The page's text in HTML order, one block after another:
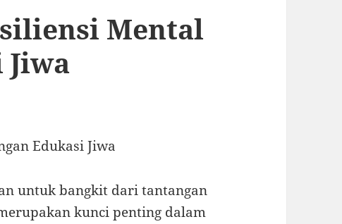
Mental
Jiwa
Edukasi Jiwa
untuk bangkit dari tantangan
kunci penting dalam